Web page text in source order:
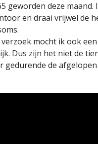
geworden deze
en draai vrijwel de
mocht ik ook
Dus zijn het niet de
gedurende de